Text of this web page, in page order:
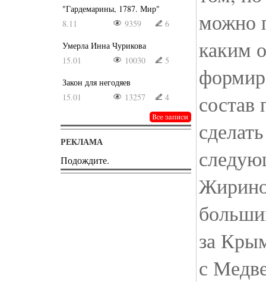
"Гардемарины, 1787. Мир"
8.11
9359
6
Умерла Инна Чурикова
15.01
10030
5
Закон для негодяев
15.01
13257 4
РЕКЛАМА
Подождите.
можно
каким
состав
за
с